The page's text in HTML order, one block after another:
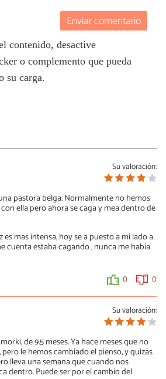
Enviar comentario
contenido, desactive
o complemento que pueda
su carga.
Su valoración:
pastora belga. Normalmente no hemos
ella pero ahora se caga y mea dentro de
es mas intensa, hoy se a puesto a mi lado a
cuenta estaba cagando , nunca me había
0 0
Su valoración:
de 9.5 meses. Ya hace meses que no
le hemos cambiado el pienso, y quizás
lleva una semana que cuando nos
dentro. Puede ser por el cambio del